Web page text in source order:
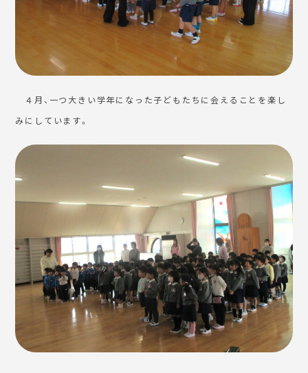
４月、一つ大きい学年になった子どもたちに会えることを楽し
みにしています。